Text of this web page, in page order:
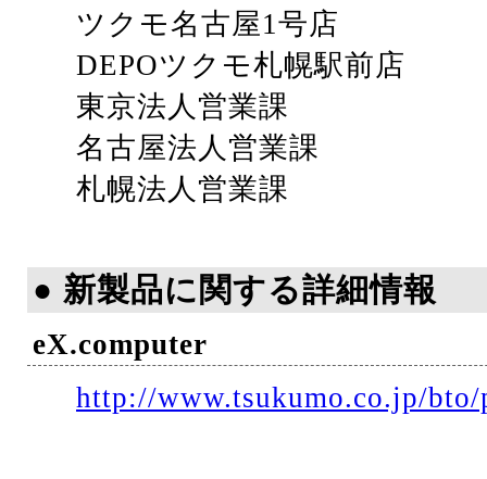
ツクモ名古屋1号店
DEPOツクモ札幌駅前店
東京法人営業課
名古屋法人営業課
札幌法人営業課
● 新製品に関する詳細情報
eX.computer
http://www.tsukumo.co.jp/bto/